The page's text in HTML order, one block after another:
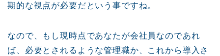
期的な視点が必要だという事ですね。
なので、もし現時点であなたが会社員なのであれ
ば、必要とされるような管理職か、これから導入さ